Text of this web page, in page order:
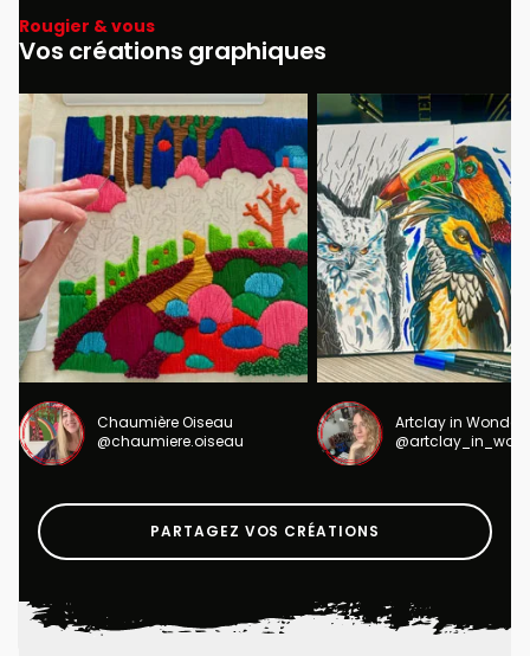
Rougier & vous
Vos créations graphiques
Chaumière Oiseau
@chaumiere.oiseau
Artclay in
PARTAGEZ VOS CRÉATIONS